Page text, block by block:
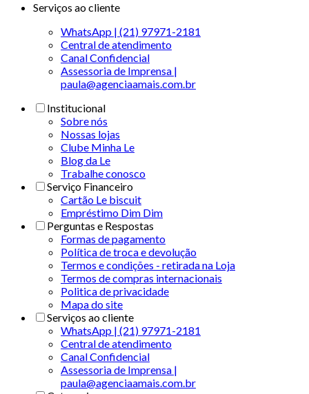
Serviços ao cliente
WhatsApp | (21) 97971-2181
Central de atendimento
Canal Confidencial
Assessoria de Imprensa |
paula@agenciaamais.com.br
Institucional
Sobre nós
Nossas lojas
Clube Minha Le
Blog da Le
Trabalhe conosco
Serviço Financeiro
Cartão Le biscuit
Empréstimo Dim Dim
Perguntas e Respostas
Formas de pagamento
Política de troca e devolução
Termos e condições - retirada na Loja
Termos de compras internacionais
Politica de privacidade
Mapa do site
Serviços ao cliente
WhatsApp | (21) 97971-2181
Central de atendimento
Canal Confidencial
Assessoria de Imprensa |
paula@agenciaamais.com.br